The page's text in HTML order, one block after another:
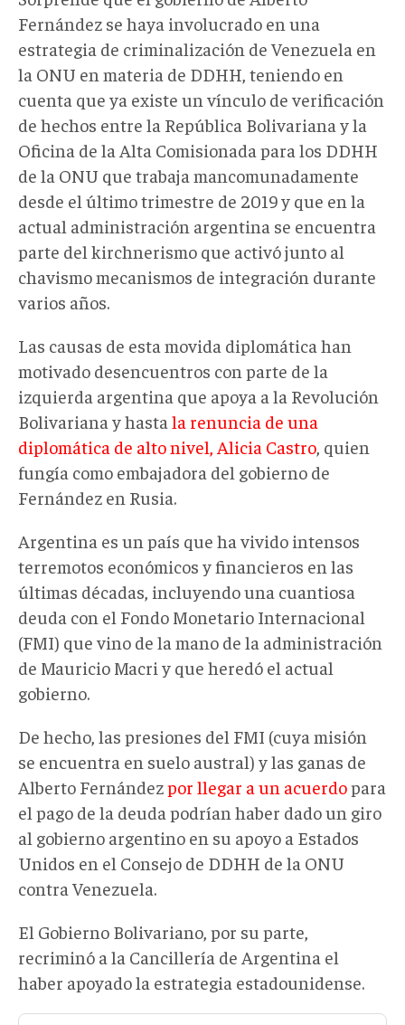
Fernández se haya involucrado en una
estrategia de criminalización de Venezuela en
la ONU en materia de DDHH, teniendo en
cuenta que ya existe un vínculo de verificación
de hechos entre la República Bolivariana y la
Oficina de la Alta Comisionada para los DDHH
de la ONU que trabaja mancomunadamente
desde el último trimestre de 2019 y que en la
actual administración argentina se encuentra
parte del kirchnerismo que activó junto al
chavismo mecanismos de integración durante
varios años.
Las causas de esta movida diplomática han
motivado desencuentros con parte de la
izquierda argentina que apoya a la Revolución
Bolivariana y hasta la renuncia de una
diplomática de alto nivel, Alicia Castro , quien
fungía como embajadora del gobierno de
Fernández en Rusia.
Argentina es un país que ha vivido intensos
terremotos económicos y financieros en las
últimas décadas, incluyendo una cuantiosa
deuda con el Fondo Monetario Internacional
(FMI) que vino de la mano de la administración
de Mauricio Macri y que heredó el actual
gobierno.
De hecho, las presiones del FMI (cuya misión
se encuentra en suelo austral) y las ganas de
Alberto Fernándezpor llegar a un acuerdopara
el pago de la deuda podrían haber dado un giro
al gobierno argentino en su apoyo a Estados
Unidos en el Consejo de DDHH de la ONU
contra Venezuela.
El Gobierno Bolivariano, por su parte,
recriminó a la Cancillería de Argentina el
haber apoyado la estrategia estadounidense.